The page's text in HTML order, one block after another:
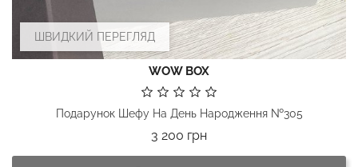
ШВИДКИЙ ПЕРЕГЛЯД
WOW BOX
Подарунок Шефу На День Народження №305
3 200 грнЦіна